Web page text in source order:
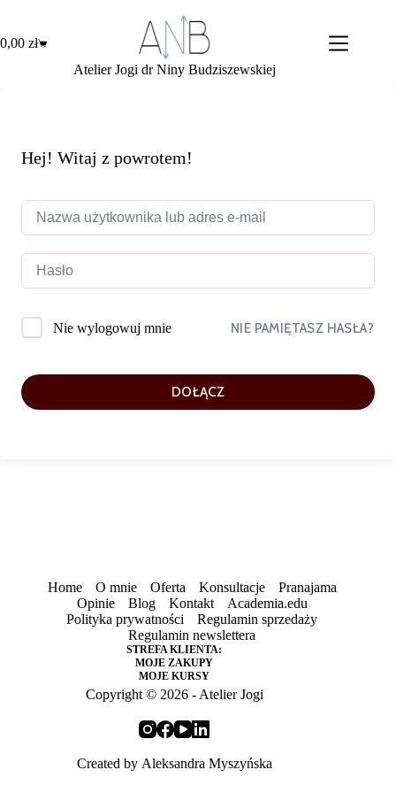
treści
Koszyk
0,00 zł
Atelier Jogi dr Niny Budziszewskiej
Hej! Witaj z powrotem!
Nie wylogowuj mnie NIE PAMIĘTASZ HASŁA?
DOŁĄCZ
Home O mnie Oferta Konsultacje
Pranajama
Opinie
Blog Kontakt
Academia.edu
Polityka prywatności
Regulamin sprzedaży
Regulamin newslettera
STREFA KLIENTA:
MOJE ZAKUPY
MOJE KURSY
Copyright © 2026 - Atelier Jogi
Created by Aleksandra Myszyńska